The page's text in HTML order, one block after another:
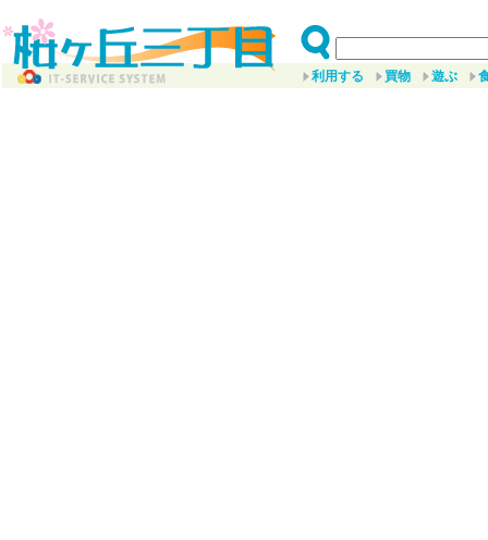
利用する 買物 遊ぶ